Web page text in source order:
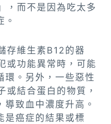
，而不是因為吃太多
存維生素B12的器
或功能異常時，可能
環​。另外，一些惡性
或結合蛋白的物質，
致血中濃度升高​。
是癌症的結果或標